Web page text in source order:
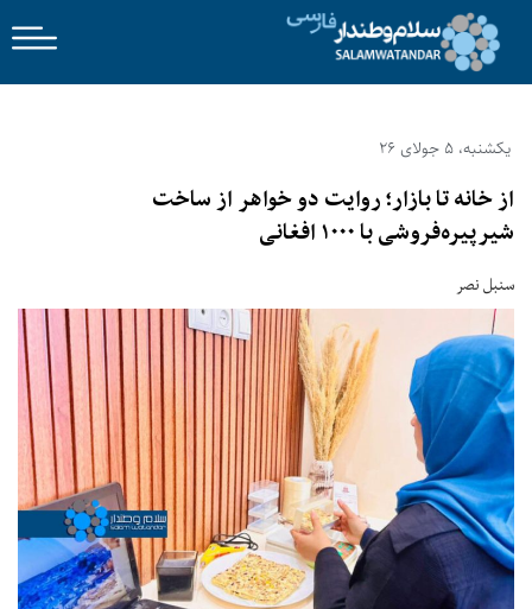
یکشنبه، 5 جولای 26
از خانه تا بازار؛ روایت دو خواهر از ساخت
شیرپیره‌فروشی با ۱۰۰۰ افغانی
سنبل نصر